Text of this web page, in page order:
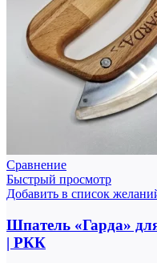
Сравнение
Быстрый просмотр
Добавить в список
Шпатель «Гарда»
| РКК